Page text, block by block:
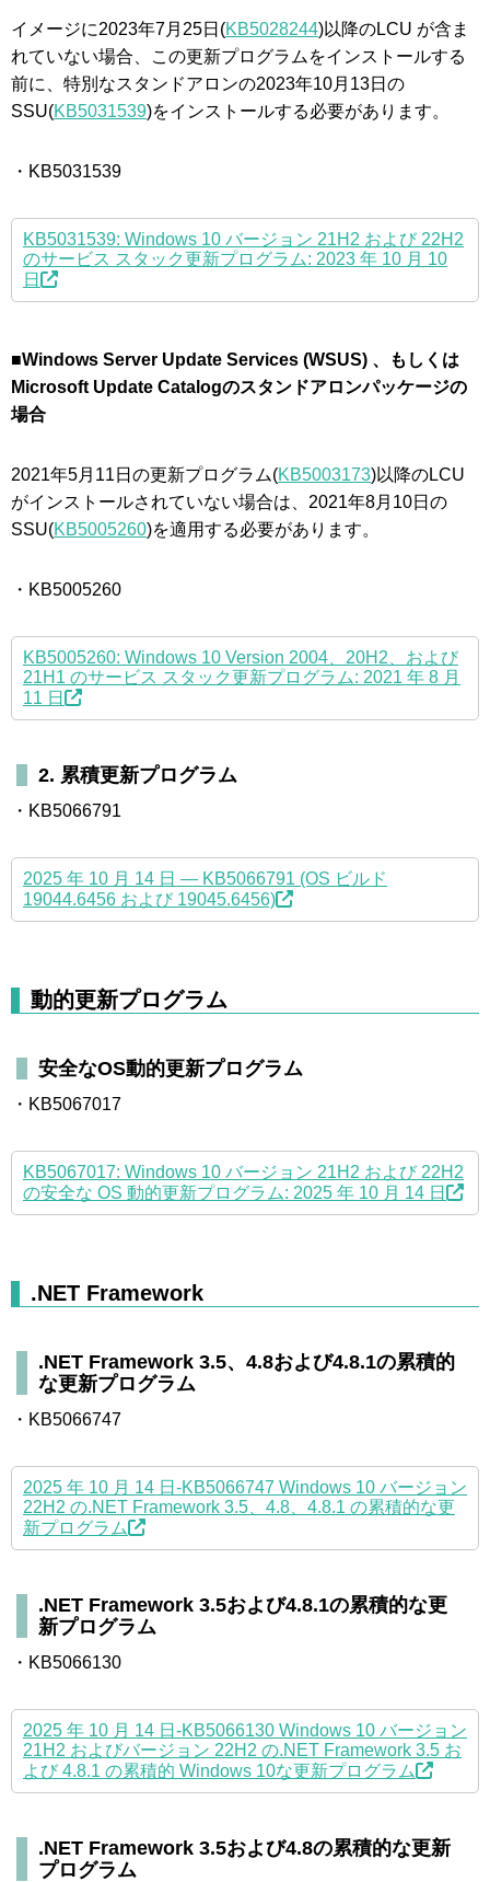
イメージに2023年7月25日(KB5028244)以降のLCU が含ま
れていない場合、この更新プログラムをインストールする
前に、特別なスタンドアロンの2023年10月13日の
SSU(KB5031539)をインストールする必要があります。
・KB5031539
KB5031539: Windows 10 バージョン 21H2 および 22H2
のサービス スタック更新プログラム: 2023 年 10 月 10
日
■Windows Server Update Services (WSUS) 、もしくは
Microsoft Update Catalogのスタンドアロンパッケージの
場合
2021年5月11日の更新プログラム(KB5003173)以降のLCU
がインストールされていない場合は、2021年8月10日の
SSU(KB5005260)を適用する必要があります。
・KB5005260
KB5005260: Windows 10 Version 2004、20H2、および
21H1 のサービス スタック更新プログラム: 2021 年 8 月
11 日
2. 累積更新プログラム
・KB5066791
2025 年 10 月 14 日 — KB5066791 (OS ビルド
19044.6456 および 19045.6456)
動的更新プログラム
安全なOS動的更新プログラム
・KB5067017
KB5067017: Windows 10 バージョン 21H2 および 22H2
の安全な OS 動的更新プログラム: 2025 年 10 月 14 日
.NET Framework
.NET Framework 3.5、4.8および4.8.1の累積的
な更新プログラム
・KB5066747
2025 年 10 月 14 日-KB5066747 Windows 10 バージョン
22H2 の.NET Framework 3.5、4.8、4.8.1 の累積的な更
新プログラム
.NET Framework 3.5および4.8.1の累積的な更
新プログラム
・KB5066130
2025 年 10 月 14 日-KB5066130 Windows 10 バージョン
21H2 およびバージョン 22H2 の.NET Framework 3.5 お
よび 4.8.1 の累積的 Windows 10な更新プログラム
.NET Framework 3.5および4.8の累積的な更新
プログラム